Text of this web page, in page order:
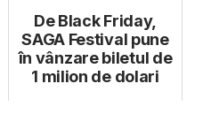
De Black Friday,
SAGA Festival pune
în vânzare biletul de
1 milion de dolari